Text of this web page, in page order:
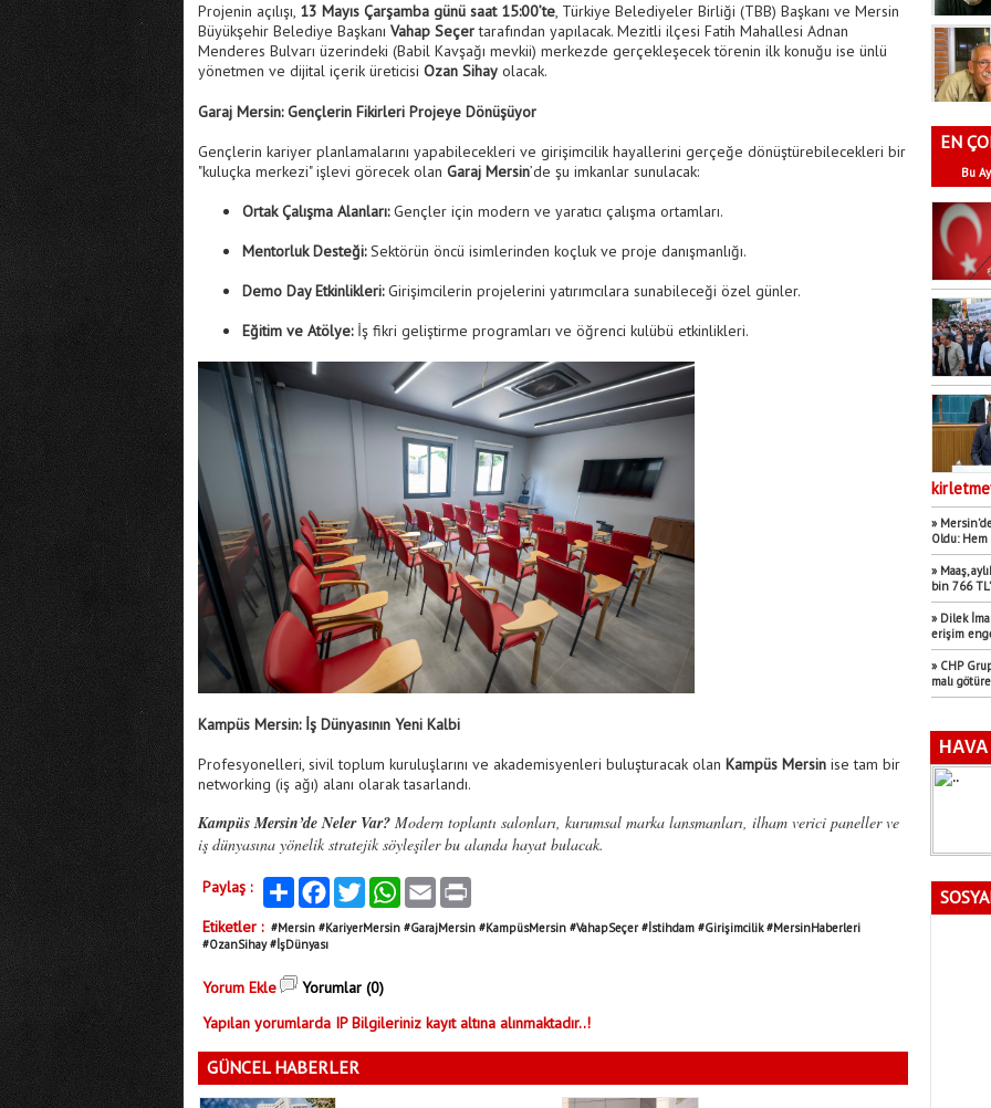
Projenin açılışı, 13 Mayıs Çarşamba günü saat 15:00’te, Türkiye Belediyeler Birliği (TBB) Başkanı ve Mersin
Büyükşehir Belediye Başkanı Vahap Seçertarafından yapılacak. Mezitli ilçesi Fatih Mahallesi Adnan
Menderes Bulvarı üzerindeki (Babil Kavşağı mevkii) merkezde gerçekleşecek törenin ilk konuğu ise ünlü
yönetmen ve dijital içerik üreticisi Ozan Sihay olacak.
Garaj Mersin: Gençlerin Fikirleri Projeye Dönüşüyor
Gençlerin kariyer planlamalarını yapabilecekleri ve girişimcilik hayallerini gerçeğe dönüştürebilecekleri bir
"kuluçka merkezi" işlevi görecek olan Garaj Mersin’de şu imkanlar sunulacak:
Ortak Çalışma Alanları:Gençler için modern ve yaratıcı çalışma ortamları.
Mentorluk Desteği:Sektörün öncü isimlerinden koçluk ve proje danışmanlığı.
Demo Day Etkinlikleri:Girişimcilerin projelerini yatırımcılara sunabileceği özel günler.
Eğitim ve Atölye:İş fikri geliştirme programları ve öğrenci kulübü etkinlikleri.
Kampüs Mersin: İş Dünyasının Yeni Kalbi
Profesyonelleri, sivil toplum kuruluşlarını ve akademisyenleri buluşturacak olan Kampüs Mersin ise tam bir
networking (iş ağı) alanı olarak tasarlandı.
Kampüs Mersin’de Neler Var? Modern toplantı salonları, kurumsal marka lansmanları, ilham verici paneller ve
iş dünyasına yönelik stratejik söyleşiler bu alanda hayat bulacak.
Paylaş : Paylaş FacebookTwitter WhatsAppEmail
Etiketler : #Mersin #KariyerMersin #GarajMersin #KampüsMersin #VahapSeçer #İstihdam #Girişimcilik #MersinHaberleri
#OzanSihay #İşDünyası
Yorum Ekle
Yorumlar (0)
Yapılan yorumlarda IP Bilgileriniz kayıt altına alınmaktadır..!
GÜNCEL HABERLER
EN
Bu Ay
»
Oldu:
» Maaş,
bin 766
» Dilek
erişim
» CHP
malı